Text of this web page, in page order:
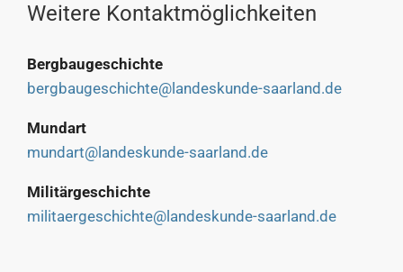
Weitere Kontaktmöglichkeiten
Bergbaugeschichte
bergbaugeschichte@landeskunde-saarland.de
Mundart
mundart@landeskunde-saarland.de
Militärgeschichte
militaergeschichte@landeskunde-saarland.de